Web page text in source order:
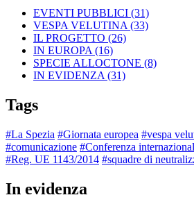
EVENTI PUBBLICI (31)
VESPA VELUTINA (33)
IL PROGETTO (26)
IN EUROPA (16)
SPECIE ALLOCTONE (8)
IN EVIDENZA (31)
Tags
#La Spezia #Giornata europea #vespa
#comunicazione #Conferenza
#Reg. UE 1143/2014 #squadre di
In evidenza